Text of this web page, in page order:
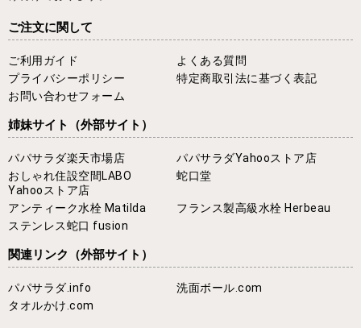
ご注文に関して
ご利用ガイド
よくある質問
プライバシーポリシー
特定商取引法に基づく表記
お問い合わせフォーム
姉妹サイト （外部サイト）
パパサラダ楽天市場店
パパサラダYahooストア店
おしゃれ住設空間LABO
Yahooストア店
蛇口堂
アンティーク水栓 Matilda
フランス製高級水栓 Herbeau
ステンレス蛇口 fusion
関連リンク （外部サイト）
パパサラダ.info
洗面ボール.com
タオルかけ.com